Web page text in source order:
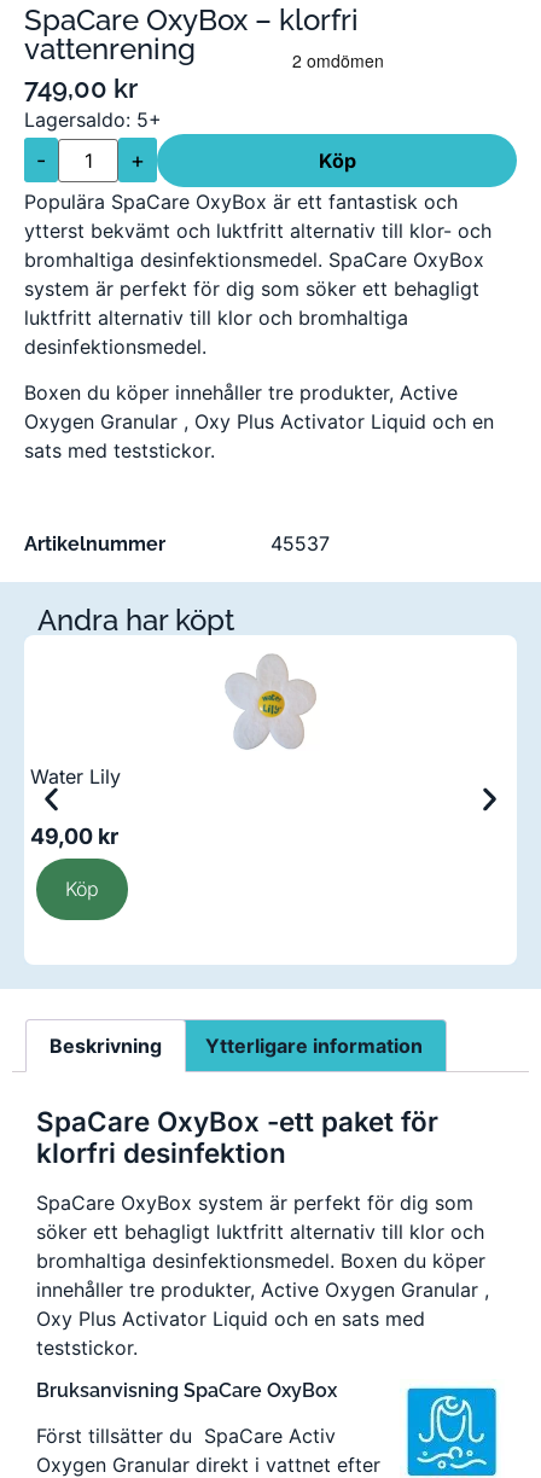
SpaCare OxyBox – klorfri
vattenrening
749,00 kr
Lagersaldo: 5+
- +
Köp
Populära SpaCare OxyBox är ett fantastisk och
ytterst bekvämt och luktfritt alternativ till klor- och
bromhaltiga desinfektionsmedel. SpaCare OxyBox
system är perfekt för dig som söker ett behagligt
luktfritt alternativ till klor och bromhaltiga
desinfektionsmedel.
Boxen du köper innehåller tre produkter, Active
Oxygen Granular , Oxy Plus Activator Liquid och en
sats med teststickor.
Artikelnummer 45537
Andra har köpt
Water Lily
49,00 kr
Köp
Beskrivning Ytterligare information
SpaCare OxyBox -ett paket för
klorfri desinfektion
SpaCare OxyBox system är perfekt för dig som
söker ett behagligt luktfritt alternativ till klor och
bromhaltiga desinfektionsmedel. Boxen du köper
innehåller tre produkter, Active Oxygen Granular ,
Oxy Plus Activator Liquid och en sats med
teststickor.
Bruksanvisning SpaCare OxyBox
Först tillsätter du SpaCare Activ
Oxygen Granular direkt i vattnet efter